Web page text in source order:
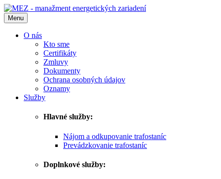
Menu
O nás
Kto sme
Certifikáty
Zmluvy
Dokumenty
Ochrana osobných údajov
Oznamy
Služby
Hlavné služby:
Nájom a odkupovanie trafostaníc
Prevádzkovanie trafostaníc
Doplnkové služby: